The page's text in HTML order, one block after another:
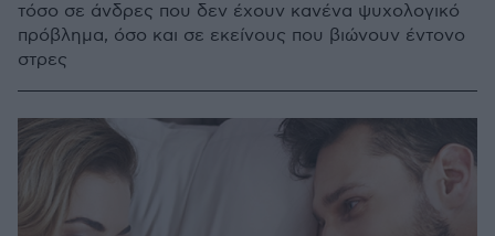
τόσο σε άνδρες που δεν έχουν κανένα ψυχολογικό
πρόβλημα, όσο και σε εκείνους που βιώνουν έντονο
στρες